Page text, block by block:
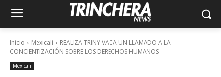
Inicio Mexicali
REALIZA TRINY VACA UN LLAMADO A LA
CONCIENTIZACIÓN SOBRE LOS DERECHOS HUMANOS
Mexicali